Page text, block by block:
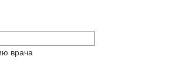
врача